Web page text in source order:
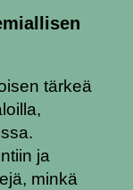
tärkeä
ja
minkä